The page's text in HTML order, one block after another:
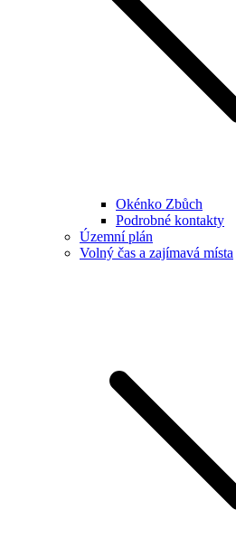
Okénko Zbůch
Podrobné kontakty
Územní plán
Volný čas a zajímavá místa